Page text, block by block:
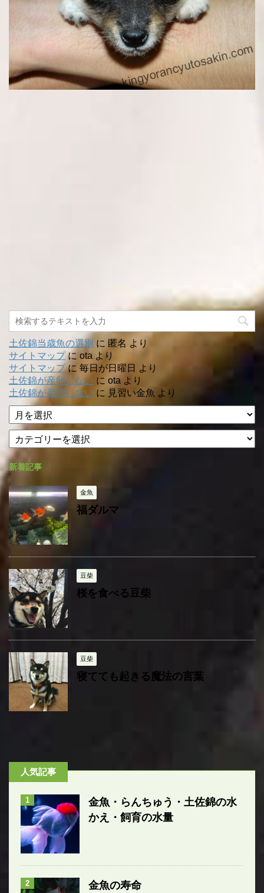
土佐錦当歳魚の選別 に 匿名 より
サイトマップに ota より
サイトマップに 毎日が日曜日 より
土佐錦が産卵しない に ota より
土佐錦が産卵しない に 見習い金魚 より
ア
ー
イ
ブ
テ
ゴ
リ
ー
新着記事
金魚
福ダルマ
豆柴
桜を食べる豆柴
豆柴
寝てても起きる魔法の言葉
人気記事
1
金魚・らんちゅう・土佐錦の水
かえ・飼育の水量
2 金魚の寿命